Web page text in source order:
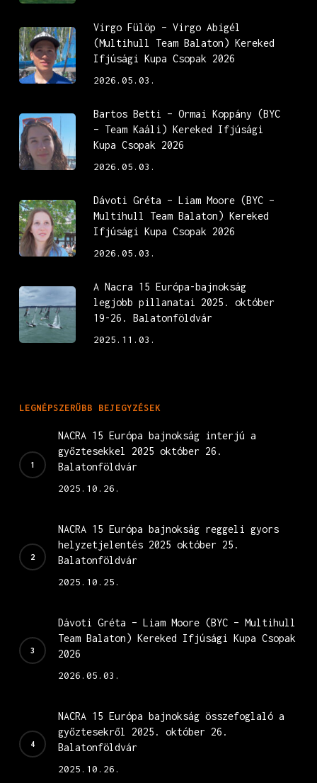
Virgo Fülöp – Virgo Abigél
(Multihull Team Balaton) Kereked
Ifjúsági Kupa Csopak 2026
2026.05.03.
Bartos Betti – Ormai Koppány (BYC
– Team Kaáli) Kereked Ifjúsági
Kupa Csopak 2026
2026.05.03.
Dávoti Gréta – Liam Moore (BYC –
Multihull Team Balaton) Kereked
Ifjúsági Kupa Csopak 2026
2026.05.03.
A Nacra 15 Európa-bajnokság
legjobb pillanatai 2025. október
19-26. Balatonföldvár
2025.11.03.
LEGNÉPSZERŰBB BEJEGYZÉSEK
NACRA 15 Európa bajnokság interjú a
győztesekkel 2025 október 26.
Balatonföldvár
2025.10.26.
NACRA 15 Európa bajnokság reggeli gyors
helyzetjelentés 2025 október 25.
Balatonföldvár
2025.10.25.
Dávoti Gréta – Liam Moore (BYC – Multihull
Team Balaton) Kereked Ifjúsági Kupa Csopak
2026
2026.05.03.
NACRA 15 Európa bajnokság összefoglaló a
győztesekről 2025. október 26.
Balatonföldvár
2025.10.26.